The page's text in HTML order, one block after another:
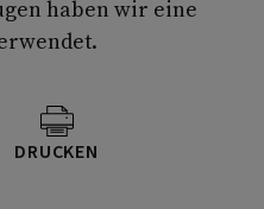
haben wir eine
DRUCKEN